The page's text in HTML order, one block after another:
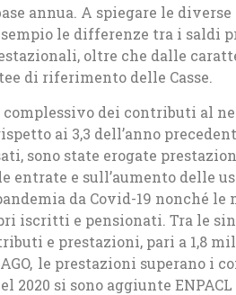
annua. A spiegare le
le differenze tra i saldi
oltre che dalle
di riferimento delle Casse.
complessivo dei contributi al
ai 3,3 dell’anno
sono state erogate
entrate e sull’aumento delle
da Covid-19 nonché le
iscritti e pensionati. Tra le
e prestazioni, pari a 1,8
le prestazioni superano i
2020 si sono aggiunte